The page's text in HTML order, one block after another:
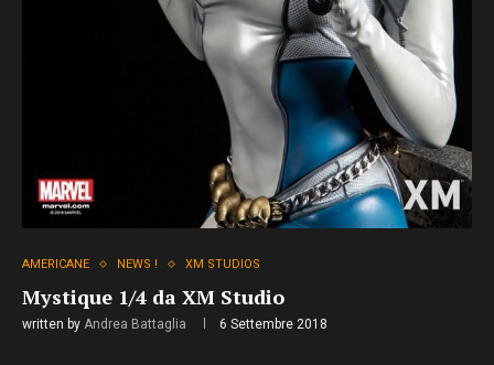
AMERICANE NEWS ! XM STUDIOS
Mystique 1/4 da XM Studio
written by Andrea Battaglia 6 Settembre 2018